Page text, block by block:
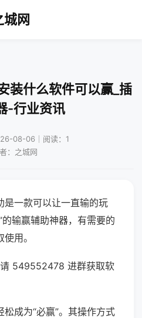
城网
装什么软件可以赢_插
-行业资讯
08-06｜阅读：1
：之城网
是一款可以让一直输的玩
输赢辅助神器，有需要的
用。
549552478 进群获取软
成为“必赢”。其操作方式